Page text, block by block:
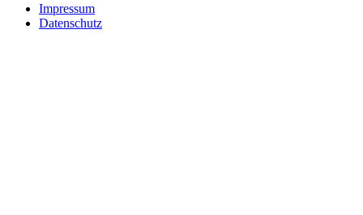
Impressum
Datenschutz